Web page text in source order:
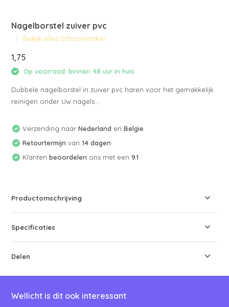
Nagelborstel zuiver pvc
Bekijk alles Schoonmaken
1,75
Op voorraad: binnen 48 uur in huis
Dubbele nagelborstel in zuiver pvc haren voor het gemakkelijk
reinigen onder Uw nagels...
Verzending naarNederland enBelgie
Retourtermijn van 14 dagen
Klantenbeoordelen ons met een9.1
Productomschrijving
Specificaties
Delen
Wellicht is dit ook interessant